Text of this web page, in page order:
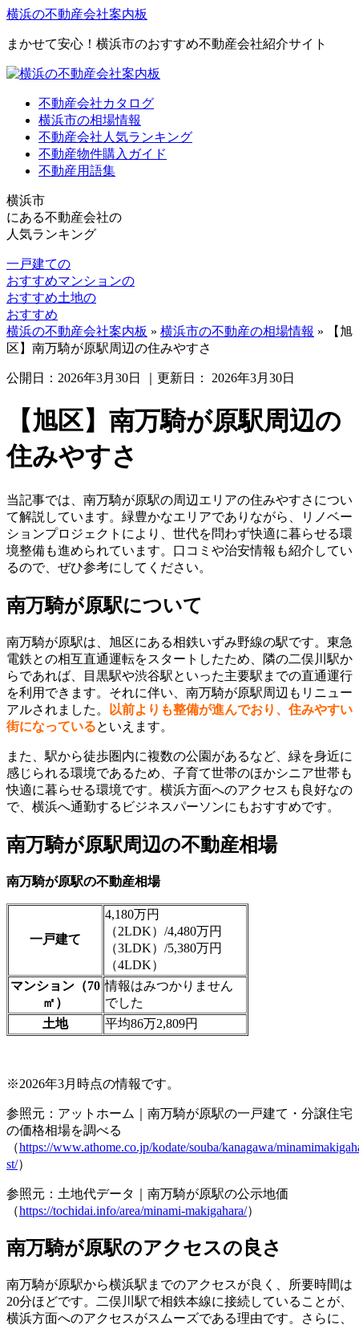
横浜の不動産会社案内板
まかせて安心！横浜市のおすすめ不動産会社紹介サイト
不動産会社カタログ
横浜市の相場情報
不動産会社人気ランキング
不動産物件購入ガイド
不動産用語集
横浜市
にある不動産会社の
人気ランキング
一戸建ての
おすすめマンションの
おすすめ土地の
おすすめ
横浜の不動産会社案内板 » 横浜市の不動産の相場情報 »
【旭
区】南万騎が原駅周辺の住みやすさ
公開日： 2026年3月30日 ｜更新日： 2026年3月30日
【旭区】南万騎が原駅周辺の
住みやすさ
当記事では、南万騎が原駅の周辺エリアの住みやすさについ
て解説しています。緑豊かなエリアでありながら、リノベー
ションプロジェクトにより、世代を問わず快適に暮らせる環
境整備も進められています。口コミや治安情報も紹介してい
るので、ぜひ参考にしてください。
南万騎が原駅について
南万騎が原駅は、旭区にある相鉄いずみ野線の駅です。東急
電鉄との相互直通運転をスタートしたため、隣の二俣川駅か
らであれば、目黒駅や渋谷駅といった主要駅までの直通運行
を利用できます。それに伴い、南万騎が原駅周辺もリニュー
アルされました。
以前よりも整備が進んでおり、住みやすい
街になっているといえます。
また、駅から徒歩圏内に複数の公園があるなど、緑を身近に
感じられる環境であるため、子育て世帯のほかシニア世帯も
快適に暮らせる環境です。横浜方面へのアクセスも良好なの
で、横浜へ通勤するビジネスパーソンにもおすすめです。
南万騎が原駅周辺の不動産相場
南万騎が原駅の不動産相場
一戸建て
4,180万円
（2LDK）/4,480万円
（3LDK）/5,380万円
（4LDK）
マンション（70
㎡）
情報はみつかりません
でした
土地
平均86万2,809円
※2026年3月時点の情報です。
参照元：アットホーム｜南万騎が原駅の一戸建て・分譲住宅
の価格相場を調べる
（https://www.athome.co.jp/kodate/souba/kanagawa/
st/）
参照元：土地代データ｜南万騎が原駅の公示地価
（https://tochidai.info/area/minami-makigahara/）
南万騎が原駅のアクセスの良さ
南万騎が原駅から横浜駅までのアクセスが良く、所要時間は
20分ほどです。二俣川駅で相鉄本線に接続していることが、
横浜方面へのアクセスがスムーズである理由です。さらに、